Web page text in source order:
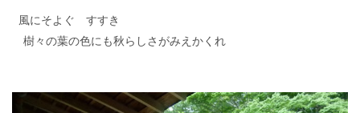
風にそよぐ すすき
樹々の葉の色にも秋らしさがみえかくれ